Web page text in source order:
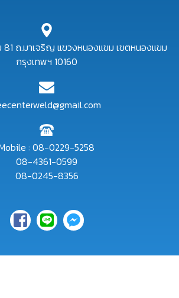
81 ถ.มาเจริญ แขวงหนองแขม เขตหนองแขม
กรุงเทพฯ 10160
: 08-0229-5258
08-4361-0599
08-0245-8356